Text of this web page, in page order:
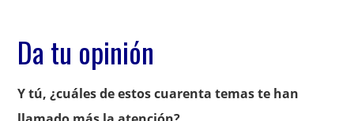
Da tu opinión
Y tú, ¿cuáles de estos cuarenta temas te han